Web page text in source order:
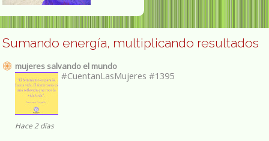
Sumando energía, multiplicando resultados
mujeres salvando el mundo
#CuentanLasMujeres #1395
Hace 2 días